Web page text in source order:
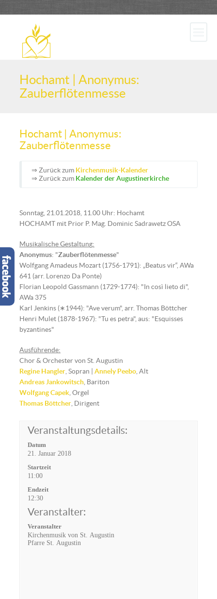
Hochamt | Anonymus:
Zauberflötenmesse
Hochamt | Anonymus:
Zauberflötenmesse
⇒ Zurück zum Kirchenmusik-Kalender
⇒ Zurück zum Kalender der Augustinerkirche
Sonntag, 21.01.2018, 11.00 Uhr: Hochamt
HOCHAMT mit Prior P. Mag. Dominic Sadrawetz OSA
Musikalische Gestaltung:
Anonymus: "Zauberflötenmesse"
Wolfgang Amadeus Mozart (1756-1791): „Beatus vir“, AWa
641 (arr. Lorenzo Da Ponte)
Florian Leopold Gassmann (1729-1774): "In così lieto di",
AWa 375
Karl Jenkins (∗1944): "Ave verum", arr. Thomas Böttcher
Henri Mulet (1878-1967): "Tu es petra", aus: "Esquisses
byzantines"
Ausführende:
Chor & Orchester von St. Augustin
Regine Hangler , Sopran | Annely Peebo , Alt
Andreas Jankowitsch , Bariton
Wolfgang Capek , Orgel
Thomas Böttcher , Dirigent
Veranstaltungsdetails:
Datum
21. Januar 2018
Startzeit
11:00
Endzeit
12:30
Veranstalter:
Veranstalter
Kirchenmusik von St. Augustin
Pfarre St. Augustin